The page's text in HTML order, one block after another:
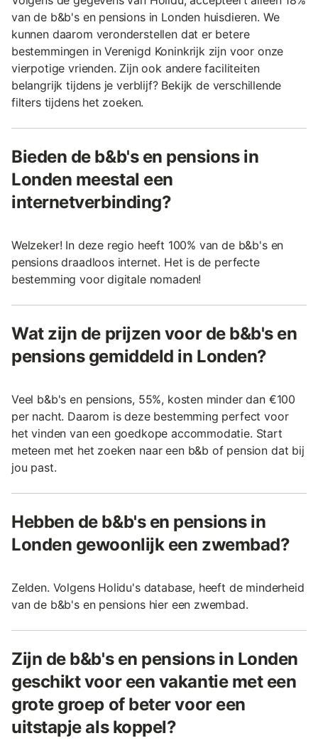
van de b&b's en pensions in Londen huisdieren. We
kunnen daarom veronderstellen dat er betere
bestemmingen in Verenigd Koninkrijk zijn voor onze
vierpotige vrienden. Zijn ook andere faciliteiten
belangrijk tijdens je verblijf? Bekijk de verschillende
filters tijdens het zoeken.
Bieden de b&b's en pensions in
Londen meestal een
internetverbinding?
Welzeker! In deze regio heeft 100% van de b&b's en
pensions draadloos internet. Het is de perfecte
bestemming voor digitale nomaden!
Wat zijn de prijzen voor de b&b's en
pensions gemiddeld in Londen?
Veel b&b's en pensions, 55%, kosten minder dan €100
per nacht. Daarom is deze bestemming perfect voor
het vinden van een goedkope accommodatie. Start
meteen met het zoeken naar een b&b of pension dat bij
jou past.
Hebben de b&b's en pensions in
Londen gewoonlijk een zwembad?
Zelden. Volgens Holidu's database, heeft de minderheid
van de b&b's en pensions hier een zwembad.
Zijn de b&b's en pensions in Londen
geschikt voor een vakantie met een
grote groep of beter voor een
uitstapje als koppel?